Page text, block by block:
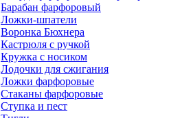
Барабан фарфоровый
Ложки-шпатели
Воронка Бюхнера
Кастрюля с ручкой
Кружка с носиком
Лодочки для сжигания
Ложки фарфоровые
Стаканы фарфоровые
Ступка и пест